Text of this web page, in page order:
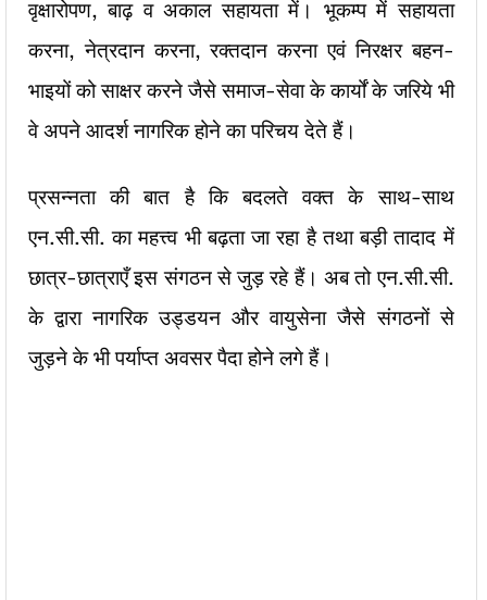
वृक्षारोपण, बाढ़ व अकाल सहायता में। भूकम्प में सहायता
करना, नेत्रदान करना, रक्तदान करना एवं निरक्षर बहन-
भाइयों को साक्षर करने जैसे समाज-सेवा के कार्यों के जरिये भी
वे अपने आदर्श नागरिक होने का परिचय देते हैं।
प्रसन्नता की बात है कि बदलते वक्त के साथ-साथ
एन.सी.सी. का महत्त्व भी बढ़ता जा रहा है तथा बड़ी तादाद में
छात्र-छात्राएँ इस संगठन से जुड़ रहे हैं। अब तो एन.सी.सी.
के द्वारा नागरिक उड्डयन और वायुसेना जैसे संगठनों से
जुड़ने के भी पर्याप्त अवसर पैदा होने लगे हैं।